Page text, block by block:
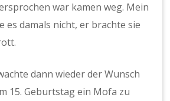
war kamen weg. Mein
es damals nicht, er brachte sie
dann wieder der Wunsch
15. Geburtstag ein Mofa zu